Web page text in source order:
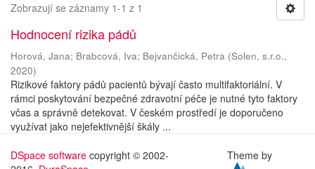
Zobrazují se záznamy 1-1 z 1
Hodnocení rizika pádů
Horová, Jana; Brabcová, Iva; Bejvančická, Petra (Solen, s.r.o.,
2020)
Rizikové faktory pádů pacientů bývají často multifaktoriální. V
rámci poskytování bezpečné zdravotní péče je nutné tyto faktory
včas a správně detekovat. V českém prostředí je doporučeno
využívat jako nejefektivnější škály ...
DSpace software copyright © 2002-
Theme by